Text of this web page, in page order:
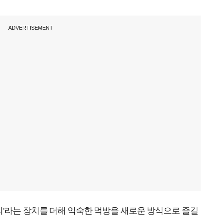
ADVERTISEMENT
라는 장치를 더해 익숙한 먹방을 새로운 방식으로 즐길